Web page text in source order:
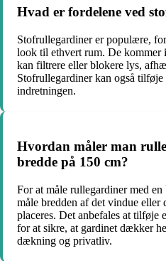
Hvad er fordelene ved
Stofrullegardiner er populære,
look til ethvert rum. De kommer
kan filtrere eller blokere lys,
Stofrullegardiner kan også
indretningen.
Hvordan måler man
bredde på 150 cm?
For at måle rullegardiner med
måle bredden af ​​det vindue eller
placeres. Det anbefales at tilføje
for at sikre, at gardinet dækker
dækning og privatliv.